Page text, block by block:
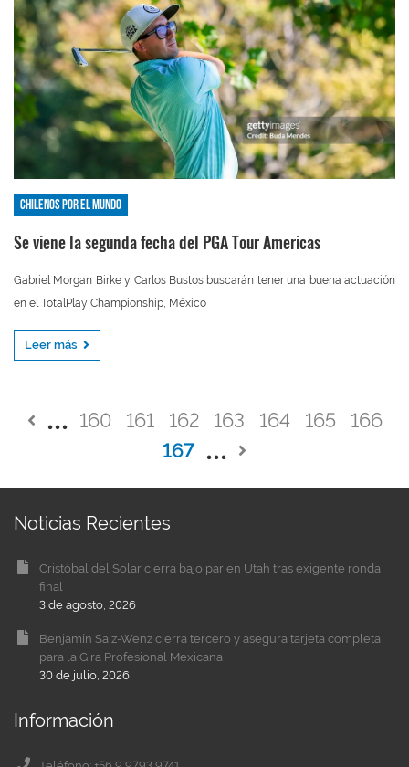
Chilenos por el mundo
Se viene la segunda fecha del PGA Tour Americas
Gabriel Morgan Birke y Carlos Bustos buscarán tener una buena actuación
en el TotalPlay Championship, México
Leer más
160 161 162 163 164 165
166
167
Noticias Recientes
Cristóbal del Solar cierra bajo par en Utah tras exigente ronda
final
3 de agosto, 2026
Benjamín Saiz-Wenz cierra tercero y asegura tarjeta completa
para la Gira Profesional Mexicana
30 de julio, 2026
Información